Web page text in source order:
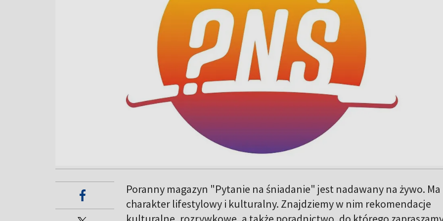
Poranny magazyn "Pytanie na śniadanie" jest nadawany na żywo. Ma
charakter lifestylowy i kulturalny. Znajdziemy w nim rekomendacje